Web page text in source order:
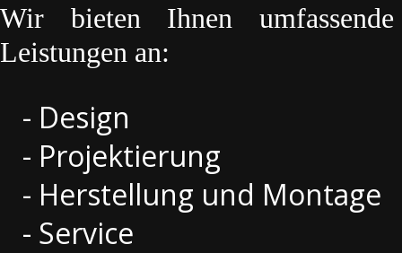
Wir bieten Ihnen umfassende
Leistungen an:
- Design
- Projektierung
- Herstellung und Montage
- Service